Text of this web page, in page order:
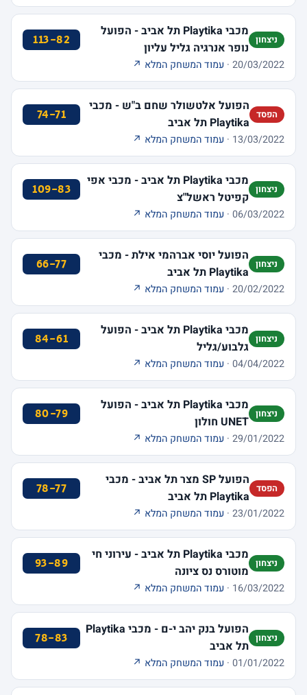
ניצחון
מכבי Playtika תל אביב - הפועל
נופר אנרגיה גליל עליון
113-82
20/03/2022 · עמוד המשחק המלא ↗
הפסד
הפועל אלטשולר שחם ב"ש - מכבי
Playtika תל אביב
74-71
13/03/2022 · עמוד המשחק המלא ↗
ניצחון
מכבי Playtika תל אביב - מכבי אפי
קפיטל ראשל"צ
109-83
06/03/2022 · עמוד המשחק המלא ↗
ניצחון
הפועל יוסי אברהמי אילת - מכבי
Playtika תל אביב
66-77
20/02/2022 · עמוד המשחק המלא ↗
ניצחון
מכבי Playtika תל אביב - הפועל
גלבוע/גליל
84-61
04/04/2022 · עמוד המשחק המלא ↗
ניצחון
מכבי Playtika תל אביב - הפועל
UNET חולון
80-79
29/01/2022 · עמוד המשחק המלא ↗
הפסד
הפועל SP מצר תל אביב - מכבי
Playtika תל אביב
78-77
23/01/2022 · עמוד המשחק המלא ↗
ניצחון
מכבי Playtika תל אביב - עירוני חי
מוטורס נס ציונה
93-89
16/03/2022 · עמוד המשחק המלא ↗
ניצחון
הפועל בנק יהב י-ם - מכבי Playtika
תל אביב
78-83
01/01/2022 · עמוד המשחק המלא ↗